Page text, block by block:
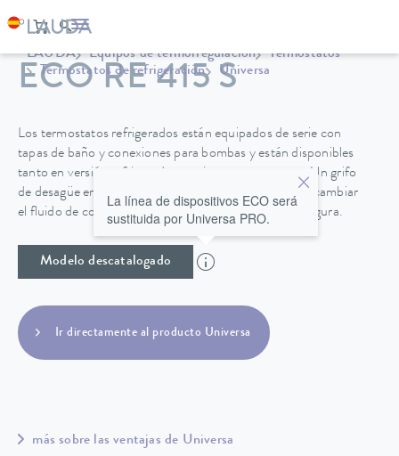
LAUDA Equipos de termorregulación
Termostatos
Termostatos de refrigeración
Universa
ECO RE 415 S
Los termostatos refrigerados están equipados de serie con
tapas de baño y conexiones para bombas y están disponibles
tanto en versión refrigerada por aire como por agua. Un grifo
de desagüe en la parte posterior de la unidad permite cambiar
el fluido de control de temperatura de forma fácil y segura.
Modelo descatalogado
La línea de dispositivos ECO será
sustituida por Universa PRO.
Ir directamente al producto Universa
más sobre las ventajas de Universa